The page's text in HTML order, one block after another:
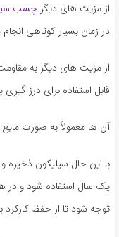
از مزیت های دیگر چسب
در زمان بسیار کوتاهی
از مزیت های دیگر به
قابل استفاده برای درز
آن ها معمولاً به صورت
با این حال سیلیکون ذخیره
یک سال استفاده شود و در
توجه شود تا از حفظ کارکرد